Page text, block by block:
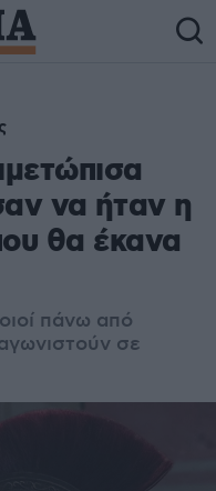
να ήταν η
θα έκανα
πάνω από
σε